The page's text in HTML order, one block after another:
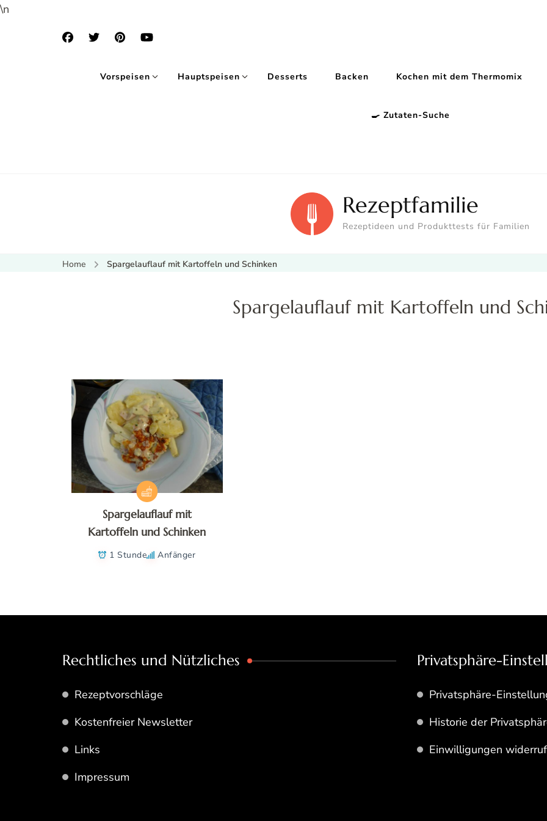
\n
Vorspeisen Hauptspeisen Desserts Backen Kochen mit dem Thermomix
🍳 Zutaten-Suche
Rezeptfamilie
Rezeptideen und Produkttests für Familien
Home Spargelauflauf mit Kartoffeln und Schinken
Spargelauflauf mit Kartoffeln und
Spargelauflauf mit
Kartoffeln und Schinken
1 Stunde Anfänger
Rechtliches und Nützliches
Rezeptvorschläge
Kostenfreier Newsletter
Links
Impressum
Privatsphäre-
Privatsphäre-
Historie der
Einwilligungen